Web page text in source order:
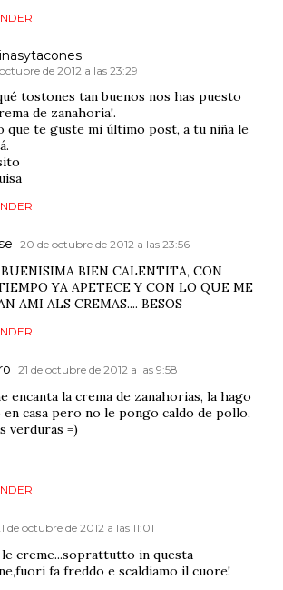
de 2012 a las 23:29
tostones tan buenos nos has puesto
de zanahoria!.
que te guste mi último post, a tu niña le
20 de octubre de 2012 a las 23:56
BIEN CALENTITA, CON
YA APETECE Y CON LO QUE ME
AMI ALS CREMAS.... BESOS
21 de octubre de 2012 a las 9:58
encanta la crema de zanahorias, la hago
en casa pero no le pongo caldo de pollo,
verduras =)
de octubre de 2012 a las 11:01
creme...soprattutto in questa
fa freddo e scaldiamo il cuore!